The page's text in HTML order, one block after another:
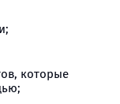
которые